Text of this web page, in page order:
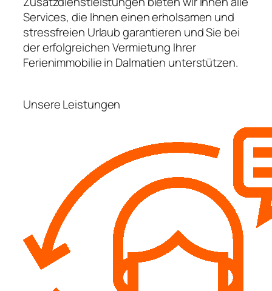
Services, die Ihnen einen erholsamen und
stressfreien Urlaub garantieren und Sie bei
der erfolgreichen Vermietung Ihrer
Ferienimmobilie in Dalmatien unterstützen.
Unsere Leistungen